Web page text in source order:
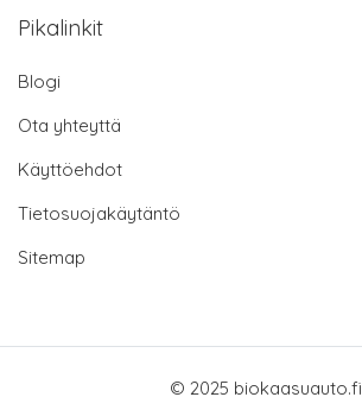
Pikalinkit
Blogi
Ota yhteyttä
Käyttöehdot
Tietosuojakäytäntö
Sitemap
© 2025 biokaasuauto.fi